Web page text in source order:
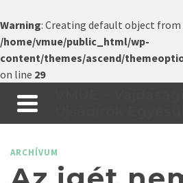
Warning: Creating default object from
/home/vmue/public_html/wp-
content/themes/ascend/
on line 29
ARCHÍVUM